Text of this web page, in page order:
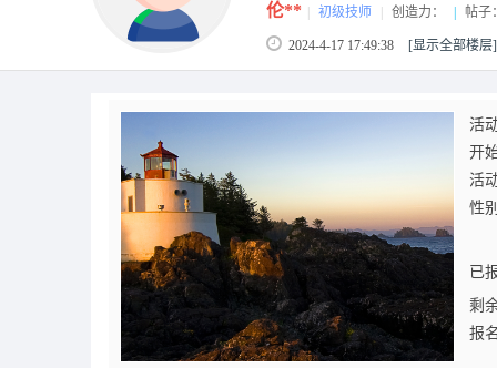
伦** 初级技师 创造力： 帖子：
2024-4-17 17:49:38 [显示全部楼层]
活
开
活
性
已
剩
报